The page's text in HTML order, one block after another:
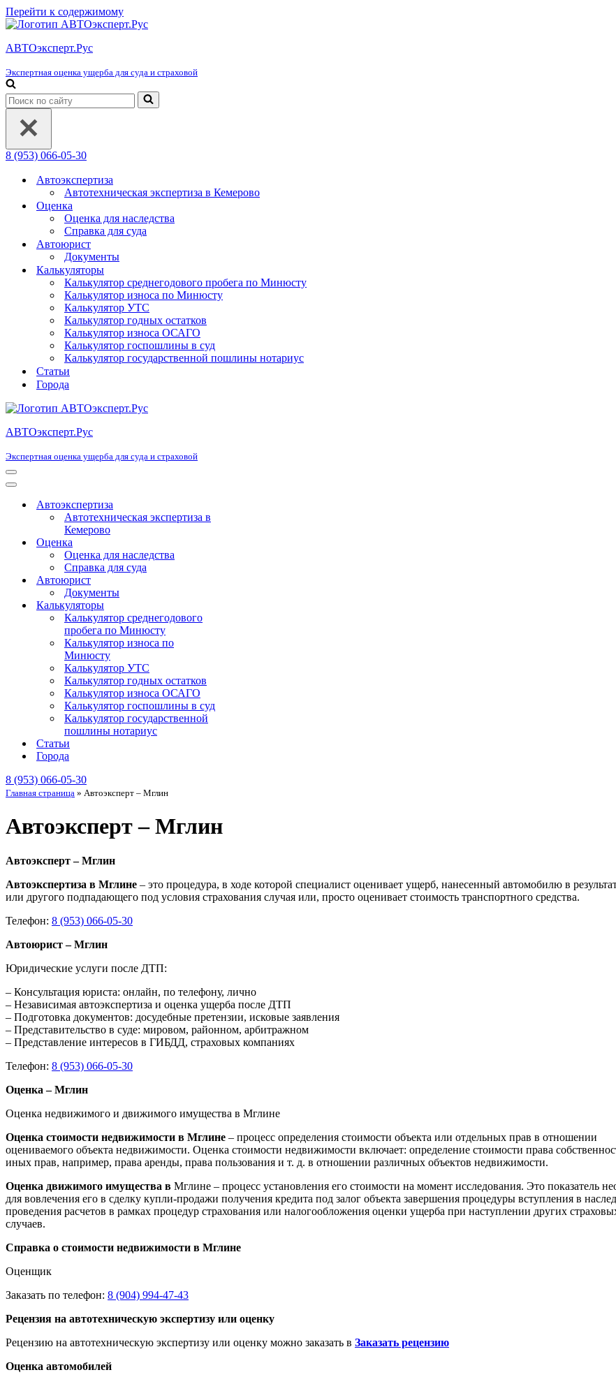
Перейти к содержимому
АВТОэксперт.Рус
Экспертная оценка ущерба для суда и страховой
Искать...
8 (953) 066-05-30
Автоэкспертиза
Автотехническая экспертиза в Кемерово
Оценка
Оценка для наследства
Справка для суда
Автоюрист
Документы
Калькуляторы
Калькулятор среднегодового пробега по Минюсту
Калькулятор износа по Минюсту
Калькулятор УТС
Калькулятор годных остатков
Калькулятор износа ОСАГО
Калькулятор госпошлины в суд
Калькулятор государственной пошлины нотариус
Статьи
Города
АВТОэксперт.Рус
Экспертная оценка ущерба для суда и страховой
Меню
навигации
Меню
навигацииАвтоэкспертиза
Автотехническая экспертиза в
Кемерово
Оценка
Оценка для наследства
Справка для суда
Автоюрист
Документы
Калькуляторы
Калькулятор среднегодового
пробега по Минюсту
Калькулятор износа по
Минюсту
Калькулятор УТС
Калькулятор годных остатков
Калькулятор износа ОСАГО
Калькулятор госпошлины в суд
Калькулятор государственной
пошлины нотариус
Статьи
Города
8 (953) 066-05-30
Главная страница » Автоэксперт – Мглин
Автоэксперт – Мглин
Автоэксперт – Мглин
Автоэкспертиза в Мглине – это процедура, в ходе которой специалист оценивает ущерб, нанесенный автомобилю в
или другого подпадающего под условия страхования случая или, просто оценивает стоимость транспортного средства.
Телефон: 8 (953) 066-05-30
Автоюрист – Мглин
Юридические услуги после ДТП:
– Консультация юриста: онлайн, по телефону, лично
– Независимая автоэкспертиза и оценка ущерба после ДТП
– Подготовка документов: досудебные претензии, исковые заявления
– Представительство в суде: мировом, районном, арбитражном
– Представление интересов в ГИБДД, страховых компаниях
Телефон: 8 (953) 066-05-30
Оценка – Мглин
Оценка недвижимого и движимого имущества в Мглине
Оценка стоимости недвижимости в Мглине – процесс определения стоимости объекта или отдельных прав в отношении
оцениваемого объекта недвижимости. Оценка стоимости недвижимости включает: определение стоимости права
иных прав, например, права аренды, права пользования и т. д. в отношении различных объектов недвижимости.
Оценка движимого имущества в Мглине – процесс установления его стоимости на момент исследования. Это показатель
для вовлечения его в сделку купли-продажи получения кредита под залог объекта завершения процедуры вступления в
проведения расчетов в рамках процедур страхования или налогообложения оценки ущерба при наступлении других
случаев.
Справка о стоимости недвижимости в Мглине
Оценщик
Заказать по телефон: 8 (904) 994-47-43
Рецензия на автотехническую экспертизу или оценку
Рецензию на автотехническую экспертизу или оценку можно заказать в Заказать рецензию
Оценка автомобилей